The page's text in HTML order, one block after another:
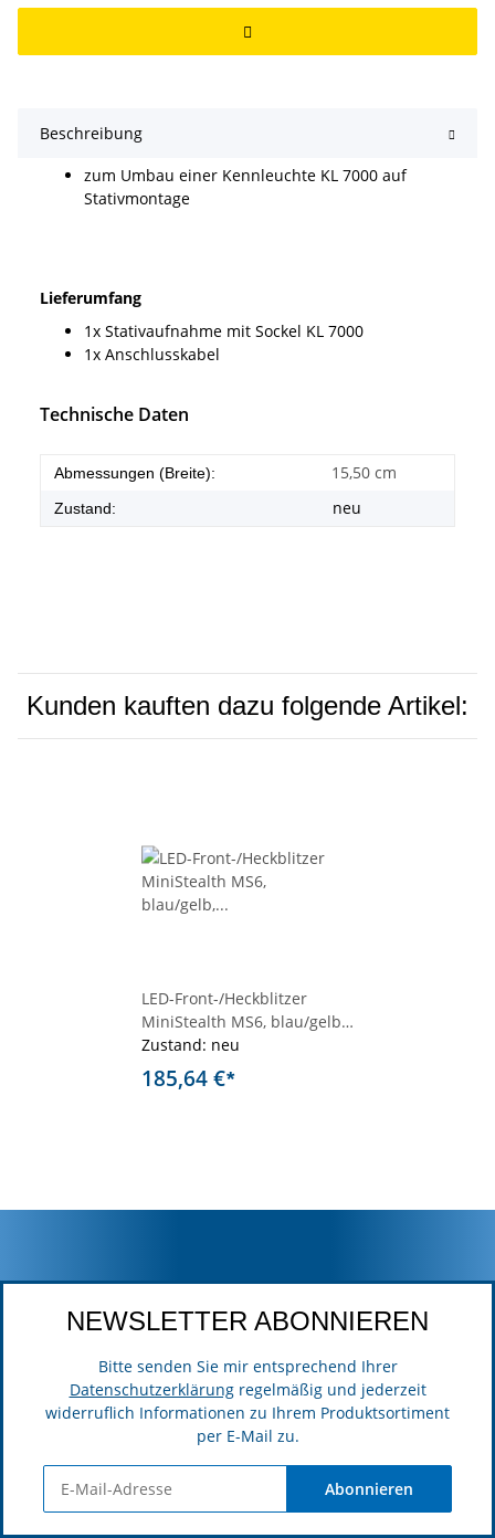
Beschreibung
zum Umbau einer Kennleuchte KL 7000 auf
Stativmontage
Lieferumfang
1x Stativaufnahme mit Sockel KL 7000
1x Anschlusskabel
Technische Daten
Abmessungen (Breite): 15,50 cm
Zustand: neu
Kunden kauften dazu folgende Artikel:
LED-Front-/Heckblitzer
MiniStealth MS6, blau/gelb,
Haltermontage
Zustand: neu
185,64 €*
NEWSLETTER ABONNIEREN
Bitte senden Sie mir entsprechend Ihrer
Datenschutzerklärungregelmäßig und jederzeit
widerruflich Informationen zu Ihrem Produktsortiment
per E-Mail zu.
Abonnieren